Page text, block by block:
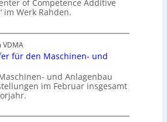
of Competence Additive
im Werk Rahden.
VDMA
für den Maschinen- und
und Anlagenbau
im Februar insgesamt